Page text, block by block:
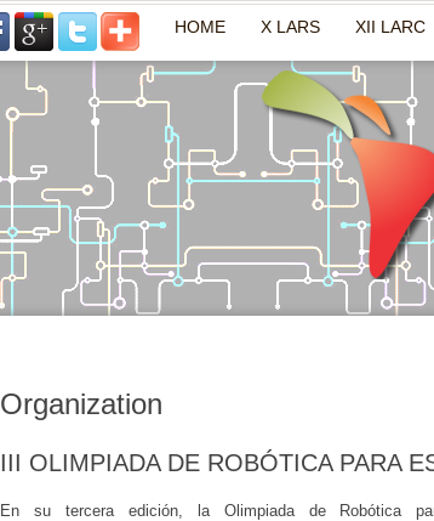
HOME X LARS XII LARC
Organization
III OLIMPIADA DE ROBÓTICA PARA
En su tercera edición, la Olimpiada de Robótica